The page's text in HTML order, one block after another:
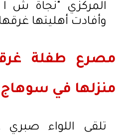
المركزي "نجاة ش
وأفادت أهليتها غرقها
مصرع طفلة
منزلها في سوهاج
تلقى اللواء